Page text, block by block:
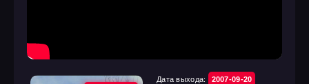
Дата выхода:
2007-09-20